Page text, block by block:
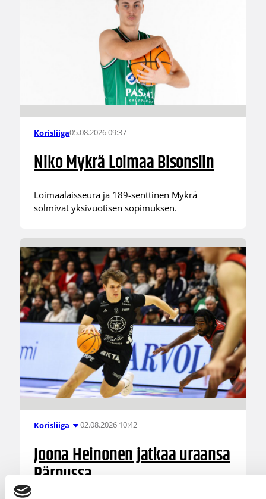
Korisliiga05.08.2026 09:37
Niko Mykrä Loimaa Bisonsiin
Loimaalaisseura ja 189-senttinen Mykrä
solmivat yksivuotisen sopimuksen.
Korisliiga 02.08.2026 10:42
Joona Heinonen jatkaa uraansa
Pärnussa